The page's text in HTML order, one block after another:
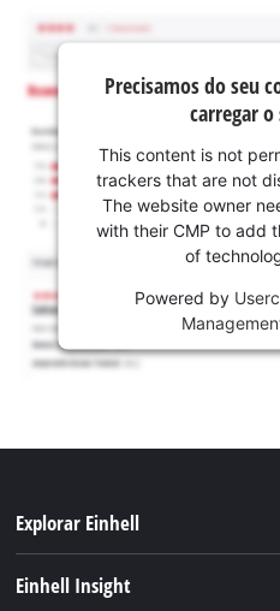
Precisamos do seu
carregar
This content is not
trackers that are not
The website owner
with their CMP to add
of
Powered by
Explorar Einhell
Einhell Insight